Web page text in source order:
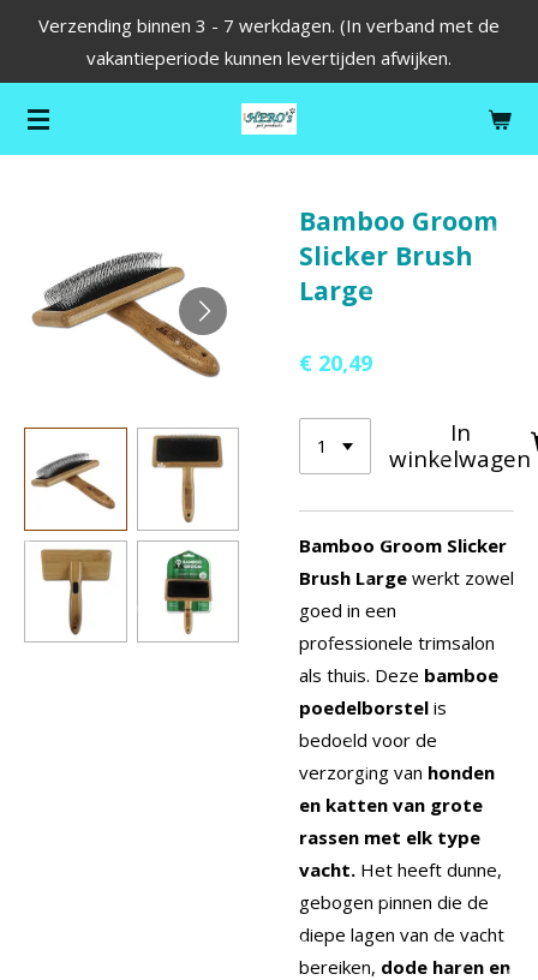
de
hoofdinhoud
Verzending binnen 3 - 7 werkdagen. (In verband met de
vakantieperiode kunnen levertijden afwijken.
Bamboo Groom
Slicker Brush
Large
€ 20,49
In
winkelwagen
Bamboo Groom Slicker
Brush Large werkt zowel
goed in een
professionele trimsalon
als thuis. Deze bamboe
poedelborstel is
bedoeld voor de
verzorging van honden
en katten van grote
rassen met elk type
vacht. Het heeft dunne,
gebogen pinnen die de
diepe lagen van de vacht
bereiken, dode haren en